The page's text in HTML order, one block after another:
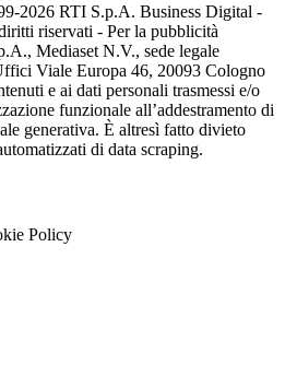
2026 RTI S.p.A. Business Digital -
riservati - Per la pubblicità
Mediaset N.V., sede legale
Viale Europa 46, 20093 Cologno
e ai dati personali trasmessi e/o
funzionale all’addestramento di
generativa. È altresì fatto divieto
di data scraping.
Policy